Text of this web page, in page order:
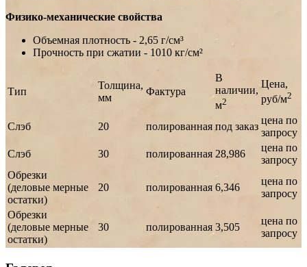
Физико-механические свойства
Объемная плотность - 2,65 г/см³
Прочность при сжатии - 1010 кг/cм²
Тип
Толщина,
мм
Фактура
В
наличии,
м2
Цена,
руб/м2
Слэб 20 полированная под заказ
цена по
запросу
Слэб
30 полированная 28,986
цена по
запросу
Обрезки
(деловые мерные
остатки)
20 полированная 6,346
цена по
запросу
Обрезки
(деловые мерные
остатки)
30 полированная 3,505
цена по
запросу